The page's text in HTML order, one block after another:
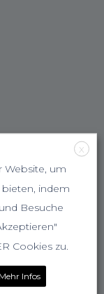
X
Website, um
bieten, indem
Besuche
Cookies zu.
Mehr Infos